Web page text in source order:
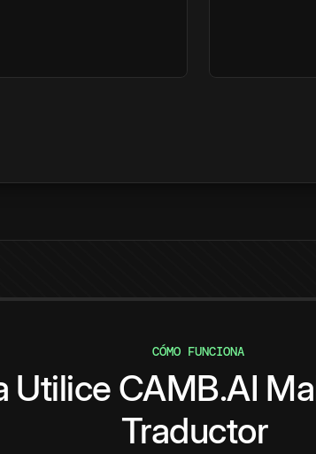
CÓMO FUNCIONA
Utilice CAMB.AI
Traductor